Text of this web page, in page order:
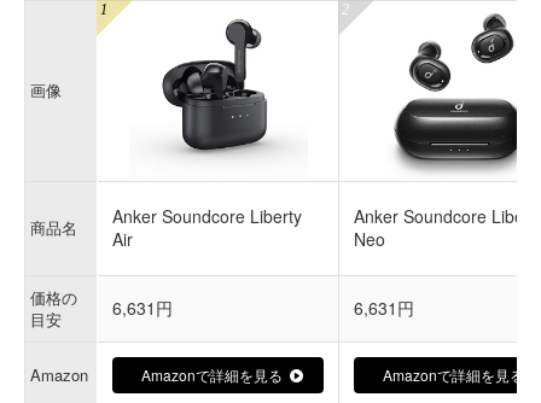
画像
商品名
Anker Soundcore Liberty
Air
Anker Soundcore
Neo
価格の
目安
6,631円 6,631円
Amazon Amazonで詳細を見る Amazonで詳細を見る